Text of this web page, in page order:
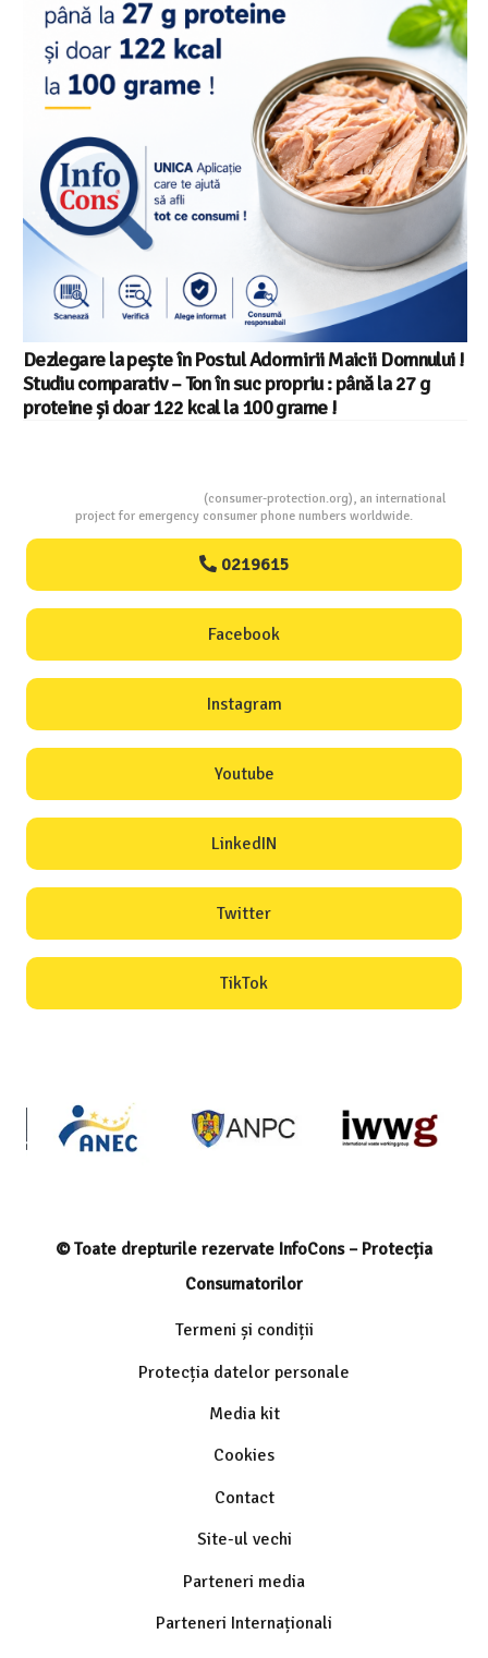
Salariul minim in Europa in 2026 – Romania pe locul 20
din 22 in UE
(consumer-protection.org), an international
project for emergency consumer phone numbers worldwide.
0219615
Facebook
Instagram
Youtube
LinkedIN
Twitter
TikTok
© Toate drepturile rezervate InfoCons – Protecția
Consumatorilor
Termeni și condiții
Protecția datelor personale
Media kit
Cookies
Contact
Site-ul vechi
Parteneri media
Parteneri Internaționali